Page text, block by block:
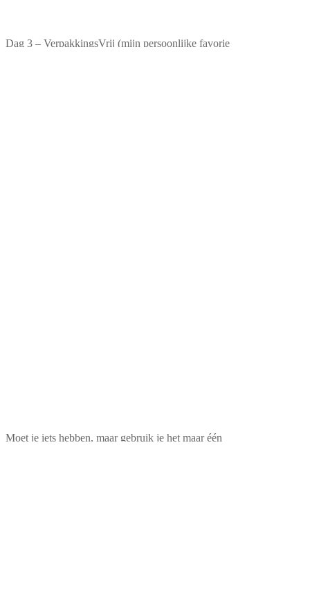
Dag 3 – VerpakkingsVrij (mijn persoonlijke favorie
Moet je iets hebben, maar gebruik je het maar één